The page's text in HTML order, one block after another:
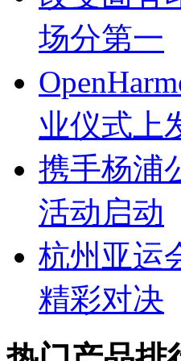
场分第一
业仪式上
携手杨浦
活动启动
杭州亚运
精彩对决